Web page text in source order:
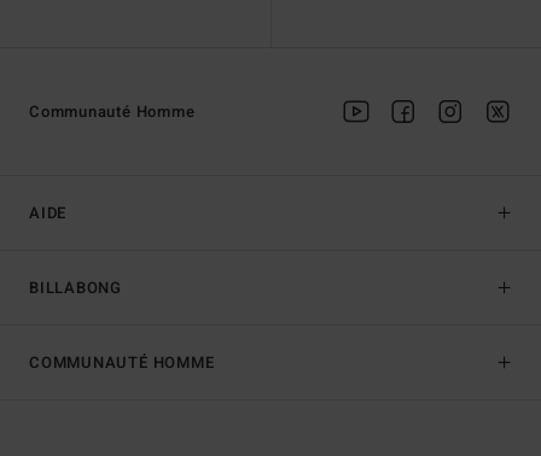
AIDE
BILLABONG
Communauté Homme
COMMUNAUTÉ HOMME